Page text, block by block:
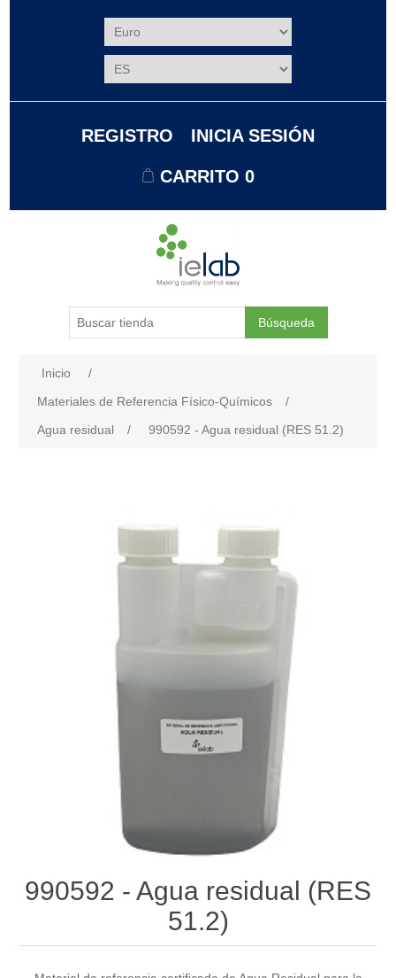
REGISTRO INICIA SESIÓN
CARRITO 0
Búsqueda
Inicio
/
Materiales de Referencia Físico-Químicos
/
Agua residual
/ 990592 - Agua residual (RES 51.2)
990592 - Agua residual (RES
51.2)